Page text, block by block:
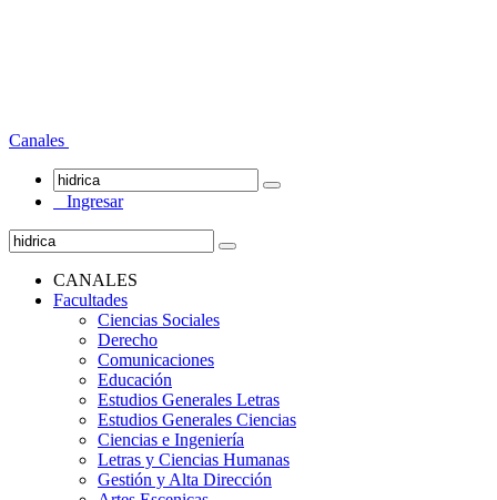
Canales
Ingresar
CANALES
Facultades
Ciencias Sociales
Derecho
Comunicaciones
Educación
Estudios Generales Letras
Estudios Generales Ciencias
Ciencias e Ingeniería
Letras y Ciencias Humanas
Gestión y Alta Dirección